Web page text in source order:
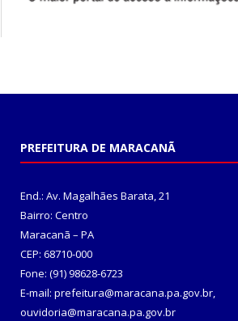
PREFEITURA DE MARACANÃ
End.: Av. Magalhães Barata, 21
Bairro: Centro
Maracanã – PA
CEP: 68710-000
Fone: (91) 98628-6723
E-mail: prefeitura@maracana.pa.gov.br,
ouvidoria@maracana.pa.gov.br